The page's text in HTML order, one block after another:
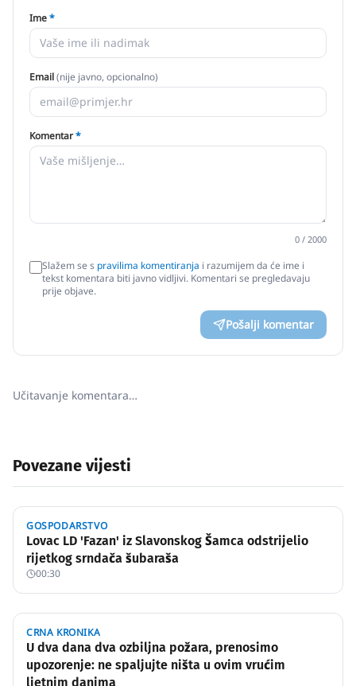
Ime*
Email(nije javno, opcionalno)
Komentar*
0 / 2000
Slažem se s pravilima komentiranja i razumijem da će ime i
tekst komentara biti javno vidljivi. Komentari se pregledavaju
prije objave.
Pošalji komentar
Učitavanje komentara…
Povezane vijesti
GOSPODARSTVO
Lovac LD 'Fazan' iz Slavonskog Šamca odstrijelio
rijetkog srndača šubaraša
00:30
CRNA KRONIKA
U dva dana dva ozbiljna požara, prenosimo
upozorenje: ne spaljujte ništa u ovim vrućim
ljetnim danima